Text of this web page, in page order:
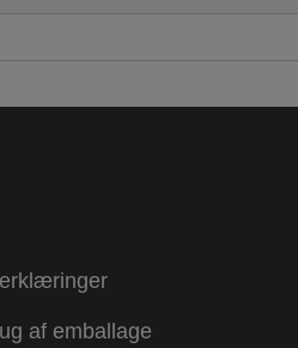
af emballage